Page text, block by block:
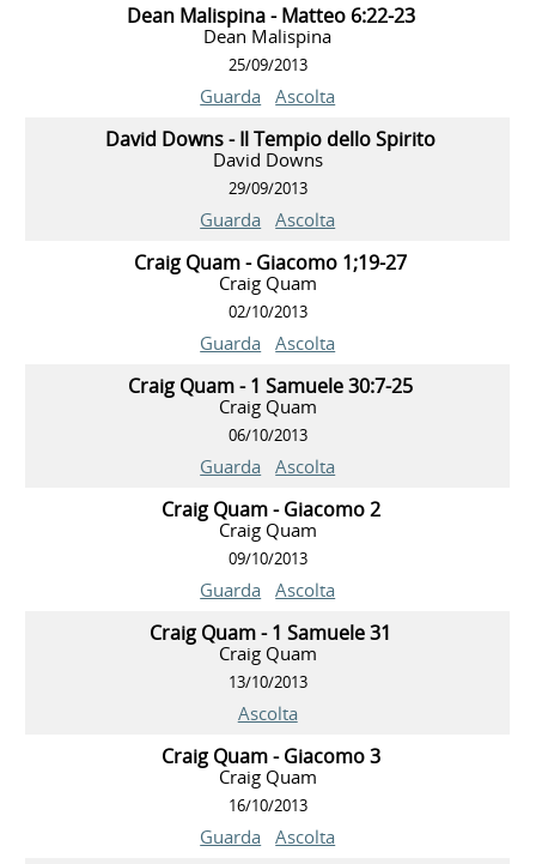
Dean Malispina - Matteo 6:22-23
Dean Malispina
25/09/2013
Guarda Ascolta
David Downs - Il Tempio dello Spirito
David Downs
29/09/2013
Guarda Ascolta
Craig Quam - Giacomo 1;19-27
Craig Quam
02/10/2013
Guarda Ascolta
Craig Quam - 1 Samuele 30:7-25
Craig Quam
06/10/2013
Guarda Ascolta
Craig Quam - Giacomo 2
Craig Quam
09/10/2013
Guarda Ascolta
Craig Quam - 1 Samuele 31
Craig Quam
13/10/2013
Ascolta
Craig Quam - Giacomo 3
Craig Quam
16/10/2013
Guarda Ascolta